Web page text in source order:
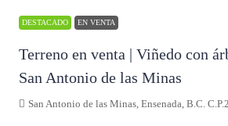
DESTACADO EN VENTA
Terreno en venta | Viñedo con
San Antonio de las Minas
San Antonio de las Minas, Ensenada, B.C.